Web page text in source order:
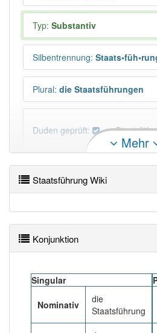
Typ: Substantiv
Silbentrennung:
Plural: die Staatsführungen
Duden geprüft:
Wörter, die mit "-ung" enden,
DER:
DAS:2Ausnahmen
PowerIndex:3
Mehr
Staatsführung Wiki
Konjunktion
Singular
Nominativ
die
Staatsführung